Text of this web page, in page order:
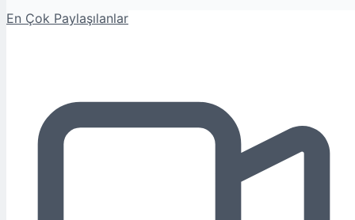
En Çok Paylaşılanlar